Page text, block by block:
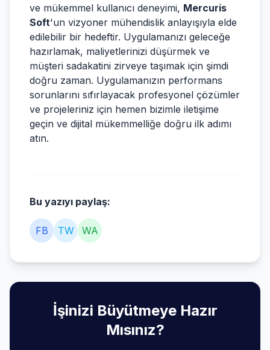
ve mükemmel kullanıcı deneyimi, Mercuris
Soft'un vizyoner mühendislik anlayışıyla elde
edilebilir bir hedeftir. Uygulamanızı geleceğe
hazırlamak, maliyetlerinizi düşürmek ve
müşteri sadakatini zirveye taşımak için şimdi
doğru zaman. Uygulamanızın performans
sorunlarını sıfırlayacak profesyonel çözümler
ve projeleriniz için hemen bizimle iletişime
geçin ve dijital mükemmelliğe doğru ilk adımı
atın.
Bu yazıyı paylaş:
FB TW WA
İşinizi Büyütmeye Hazır
Mısınız?